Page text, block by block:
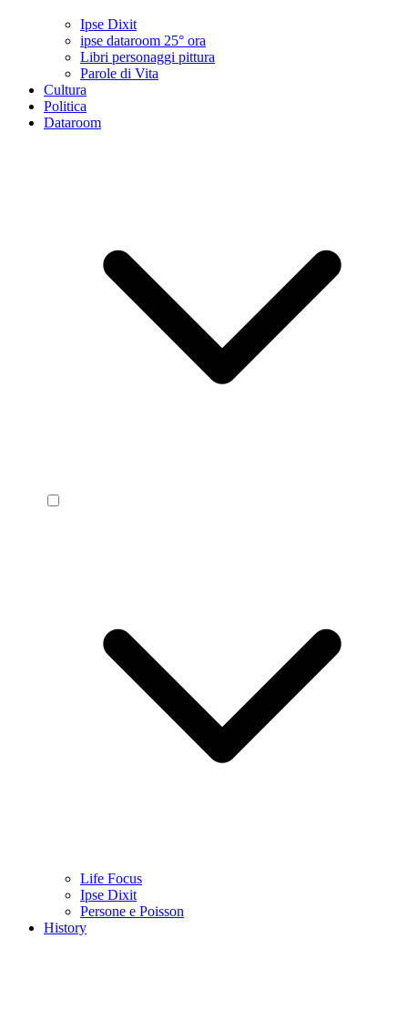
Ipse Dixit
ipse dataroom 25° ora
Libri personaggi pittura
Parole di Vita
Cultura
Politica
Dataroom
Life Focus
Ipse Dixit
Persone e Poisson
History